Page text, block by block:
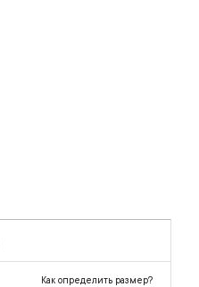
Как определить размер?